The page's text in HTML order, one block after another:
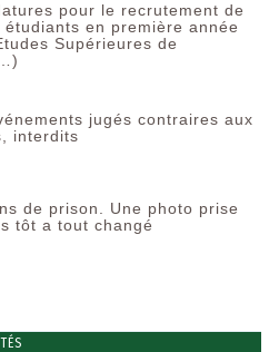
pour le recrutement de
en première année
Supérieures de
jugés contraires aux
interdits
de prison. Une photo prise
tôt a tout changé